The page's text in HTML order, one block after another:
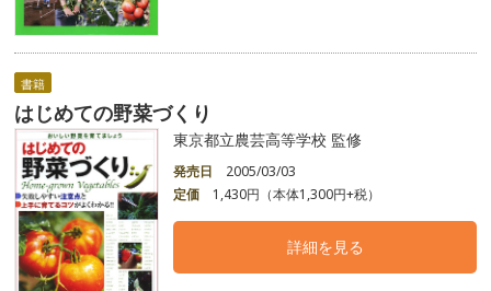
書籍
はじめての野菜づくり
東京都立農芸高等学校 監修
発売日
2005/03/03
定価
1,430円（本体1,300円+税）
詳細を見る